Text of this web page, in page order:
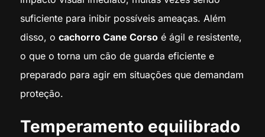
suficiente para inibir possíveis ameaças. Além
disso, o cachorro Cane Corsoé ágil e resistente,
o que o torna um cão de guarda eficiente e
preparado para agir em situações que demandam
proteção.
Temperamento equilibrado